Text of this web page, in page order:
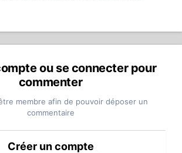
ou se connecter pour
commenter
membre afin de pouvoir déposer un
commentaire
Créer un compte